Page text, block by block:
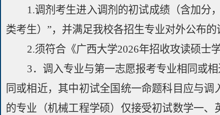
1.调剂考生进入调剂的初试成绩（含加分
类考生）”，并满足我校各招生专业对外公布
2.须符合《广西大学2026年招收攻读硕士
3．调入专业与第一志愿报考专业相同或
同或相近，其中初试全国统一命题科目应与
的专业（机械工程学硕）仅接受初试数学一